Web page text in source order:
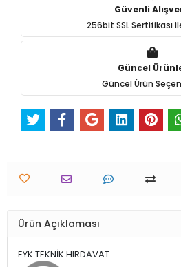
Güvenli
256bit SSL Sertifikası
Güncel
Güncel Ürün
Ürün Açıklaması
EYK TEKNİK HIRDAVAT